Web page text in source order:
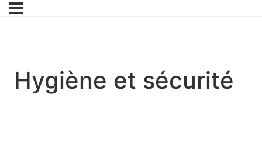
Hygiène et sécurité